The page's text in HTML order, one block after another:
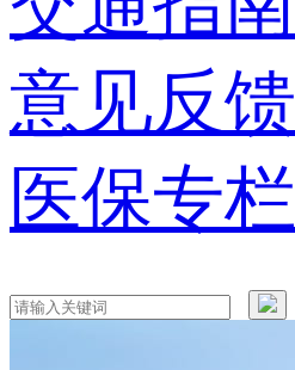
意见反馈
医保专栏